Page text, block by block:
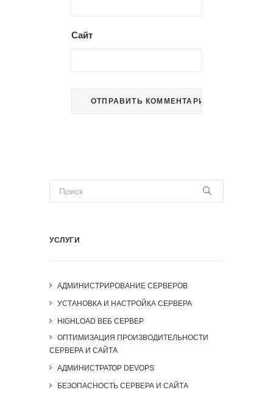
Сайт
УСЛУГИ
АДМИНИСТРИРОВАНИЕ СЕРВЕРОВ
УСТАНОВКА И НАСТРОЙКА СЕРВЕРА
HIGHLOAD ВЕБ СЕРВЕР
ОПТИМИЗАЦИЯ ПРОИЗВОДИТЕЛЬНОСТИ
СЕРВЕРА И САЙТА
АДМИНИСТРАТОР DEVOPS
БЕЗОПАСНОСТЬ СЕРВЕРА И САЙТА